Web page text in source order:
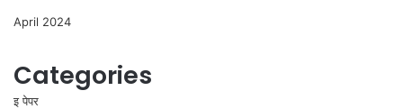
April 2024
Categories
इ पेपर